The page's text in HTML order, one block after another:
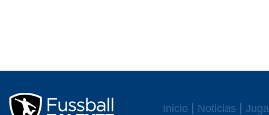
Inicio Noticias